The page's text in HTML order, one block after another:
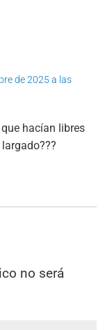
de 2025 a las
hacían libres
no será